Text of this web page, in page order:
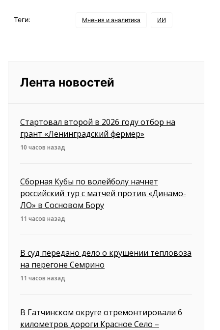
Теги: Мнения и аналитика ИИ
Лента новостей
Стартовал второй в 2026 году отбор на
грант «Ленинградский фермер»
10 часов назад
Сборная Кубы по волейболу начнет
российский тур с матчей против «Динамо-
ЛО» в Сосновом Бору
11 часов назад
В суд передано дело о крушении тепловоза
на перегоне Семрино
11 часов назад
В Гатчинском округе отремонтировали 6
километров дороги Красное Село –